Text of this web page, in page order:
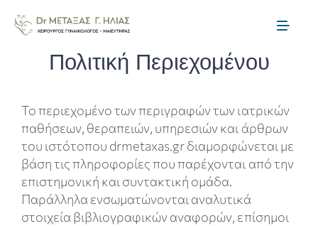
Toggle
Η ομάδα μας
Μαιευτική
Γυναικολογία
Πολιτική Περιεχομένου
Το περιεχομένο των περιγραφών των ιατρικών
παθήσεων, θεραπειών, υπηρεσιών και άρθρων
του ιστότοπου drmetaxas.gr διαμορφώνεται με
βάση τις πληροφορίες που παρέχονται από την
επιστημονική και συντακτική ομάδα.
Παράλληλα ενσωματώνονται αναλυτικά
στοιχεία βιβλιογραφικών αναφορών, επίσημοι